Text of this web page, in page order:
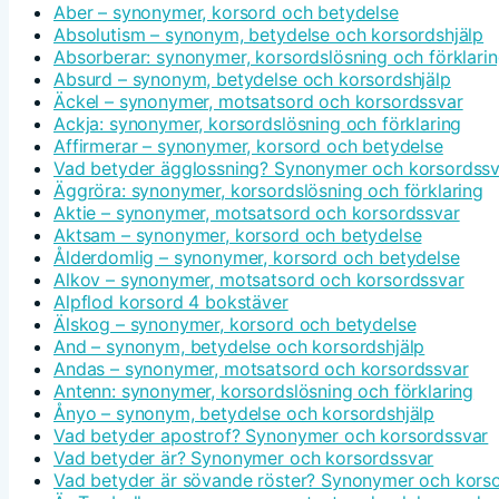
Aber – synonymer, korsord och betydelse
Absolutism – synonym, betydelse och korsordshjälp
Absorberar: synonymer, korsordslösning och
Absurd – synonym, betydelse och korsordshjälp
Äckel – synonymer, motsatsord och korsordssvar
Ackja: synonymer, korsordslösning och förklaring
Affirmerar – synonymer, korsord och betydelse
Vad betyder ägglossning? Synonymer och
Äggröra: synonymer, korsordslösning och förklaring
Aktie – synonymer, motsatsord och korsordssvar
Aktsam – synonymer, korsord och betydelse
Ålderdomlig – synonymer, korsord och betydelse
Alkov – synonymer, motsatsord och korsordssvar
Alpflod korsord 4 bokstäver
Älskog – synonymer, korsord och betydelse
And – synonym, betydelse och korsordshjälp
Andas – synonymer, motsatsord och korsordssvar
Antenn: synonymer, korsordslösning och förklaring
Ånyo – synonym, betydelse och korsordshjälp
Vad betyder apostrof? Synonymer och korsordssvar
Vad betyder är? Synonymer och korsordssvar
Vad betyder är sövande röster? Synonymer och